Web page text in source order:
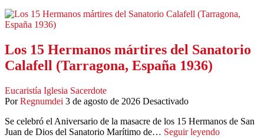
Los 15 Hermanos mártires del Sanatorio
Calafell (Tarragona, España 1936)
Eucaristía Iglesia Sacerdote
Por Regnumdei 3 de agosto de 2026 Desactivado
Se celebró el Aniversario de la masacre de los 15 Hermanos de San
Juan de Dios del Sanatorio Marítimo de… Seguir leyendo